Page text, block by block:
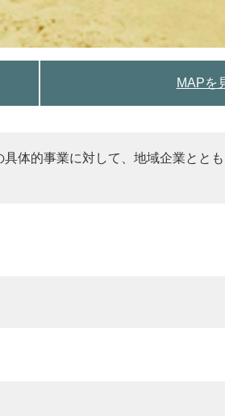
MAPを
体的事業に対して、地域企業とと